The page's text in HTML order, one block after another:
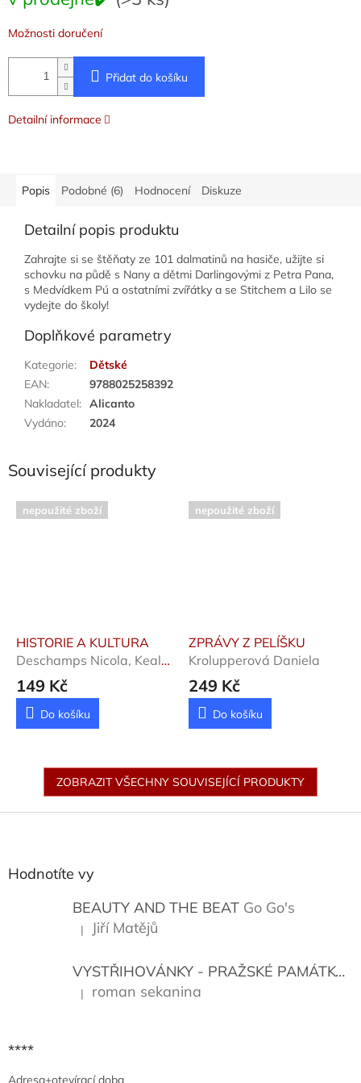
Možnosti doručení
Přidat do košíku
Detailní informace
Popis Podobné (6) Hodnocení Diskuze
Detailní popis produktu
Zahrajte si se štěňaty ze 101 dalmatinů na hasiče, užijte si
schovku na půdě s Nany a dětmi Darlingovými z Petra Pana,
s Medvídkem Pú a ostatními zvířátky a se Stitchem a Lilo se
vydejte do školy!
Doplňkové parametry
Kategorie:
Dětské
EAN:
9788025258392
Nakladatel: Alicanto
Vydáno: 2024
Související produkty
nepoužité zboží
HISTORIE A KULTURA
Deschamps Nicola, Kealy
Rebecca
149 Kč
Do košíku
nepoužité zboží
ZPRÁVY Z PELÍŠKU
Krolupperová Daniela
249 Kč
Do košíku
ZOBRAZIT VŠECHNY SOUVISEJÍCÍ PRODUKTY
Hodnotíte vy
BEAUTY AND THE BEAT Go Go's
Hodnocení produktu je 5 z 5 hvězdiček.
| Jiří Matějů
VYSTŘIHOVÁNKY - PRAŽSKÉ PAMÁTKY
Hodnocení produktu je 5 z 5 hvězdiček.
| roman sekanina
****